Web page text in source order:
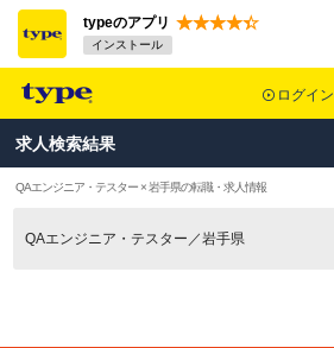
typeのアプリ
インストール
ログイン
求人検索結果
QAエンジニア・テスター × 岩手県の転職・求人情報
QAエンジニア・テスター／岩手県